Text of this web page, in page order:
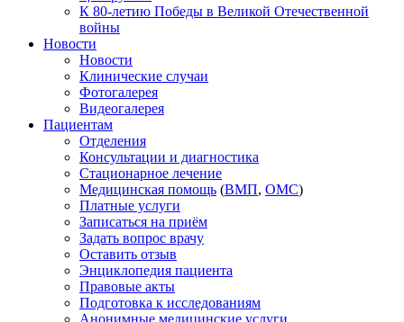
К 80-летию Победы в Великой Отечественной
войны
Новости
Новости
Клинические случаи
Фотогалерея
Видеогалерея
Пациентам
Отделения
Консультации и диагностика
Стационарное лечение
Медицинская помощь (ВМП, ОМС)
Платные услуги
Записаться на приём
Задать вопрос врачу
Оставить отзыв
Энциклопедия пациента
Правовые акты
Подготовка к исследованиям
Анонимные медицинские услуги